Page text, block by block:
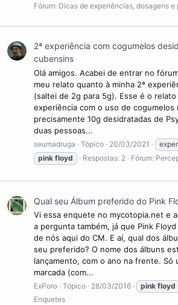
territórios. A banda foi introduzida no Rock
milhões de discos em todo o mundo, com
Moon e The Wall sendo dois dos álbuns
os tempos.
View More On Wikipedia.org
Fórum: Dicas de experiências, dosagens e
2ª experiência com cogumelos
cubensins
Olá amigos. Acabei de entrar no
meu relato quanto à minha 2ª
(saltei de 2g para 5g). Esse é o
experiência com o uso de cogumelos
precisamente 10g desidratadas de
duas pessoas...
seumadruga Tópico 20/03/2021
pink floyd Respostas: 2 Fórum:
Qual seu Álbum preferido do Pink
Vi essa enquete no mycotopia.net e
a pergunta também, já que Pink
de nós aqui do CM. E aí, qual dos
seu preferido? O nome dos álbuns
lançamento, com o ano na frente. Só
marcada (com...
ExPoro Tópico 28/03/2016 pink floyd
Enquetes